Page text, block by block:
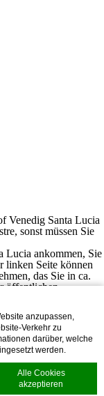
anzupassen,
Verkehr zu
darüber, welche
werden.
Alle Cookies
akzeptieren
Venedig Santa Lucia
sonst müssen Sie
Lucia ankommen, Sie
linken Seite können
das Sie in ca.
öffentlichen
(das ganze Jahr
und von wo aus